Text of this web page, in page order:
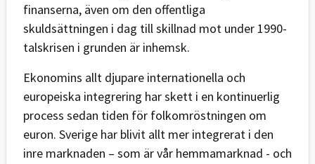
finanserna, även om den offentliga
skuldsättningen i dag till skillnad mot under 1990-
talskrisen i grunden är inhemsk.
Ekonomins allt djupare internationella och
europeiska integrering har skett i en kontinuerlig
process sedan tiden för folkomröstningen om
euron. Sverige har blivit allt mer integrerat i den
inre marknaden – som är vår hemmamarknad - och